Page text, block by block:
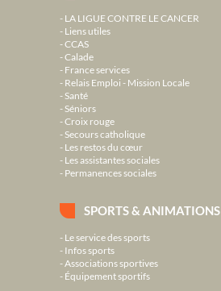
LA LIGUE CONTRE LE CANCER
Liens utiles
CCAS
Calade
France services
Relais Emploi - Mission Locale
Santé
Séniors
Croix rouge
Secours catholique
Les restos du cœur
Les assistantes sociales
Permanences sociales
SPORTS & ANIMATIONS
Le service des sports
Infos sports
Associations sportives
Équipement sportifs